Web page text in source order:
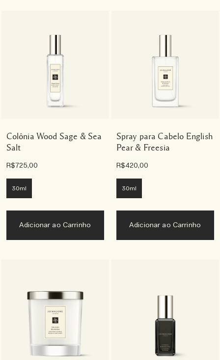
Colônia Wood Sage & Sea
Salt
R$725,00
30ml
Adicionar ao Carrinho
Spray para Cabelo English
Pear & Freesia
R$420,00
30ml
Adicionar ao Carrinho